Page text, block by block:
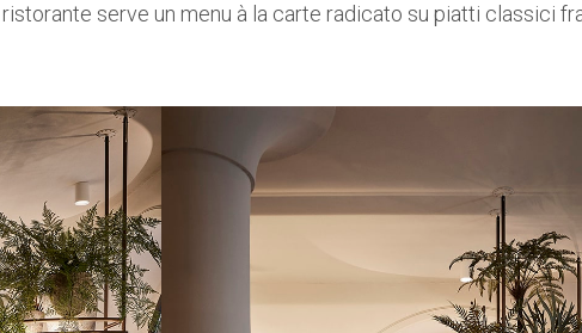
serve un menu à la carte radicato su piatti classici